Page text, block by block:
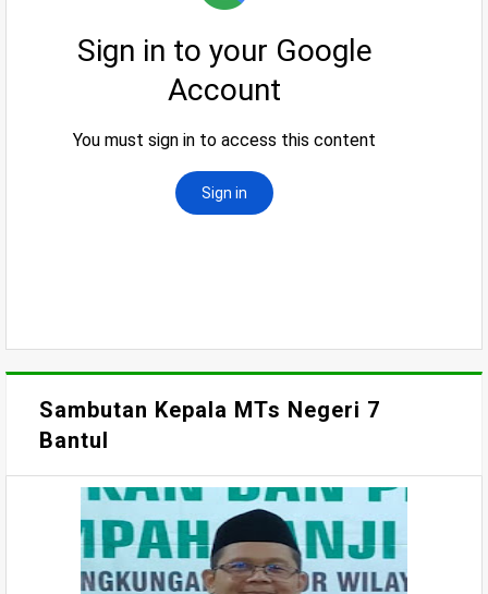
Sambutan Kepala MTs Negeri 7
Bantul